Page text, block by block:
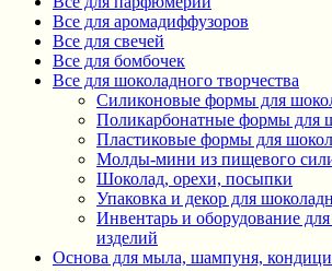
Все для аромадиффузоров
Все для свечей
Все для бомбочек
Все для шоколадного творчества
Силиконовые формы для
Поликарбонатные формы для
Пластиковые формы для
Молды-мини из пищевого
Шоколад, орехи, посыпки
Упаковка и декор для
Инвентарь и оборудование
изделий
Основа для мыла, шампуня,